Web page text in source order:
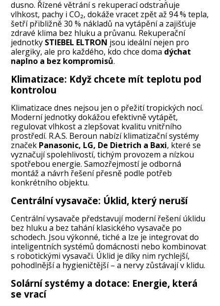
dusno. Řízené větrání s rekuperací odstraňuje
vlhkost, pachy i CO₂, dokáže vracet zpět až 94 % tepla,
šetří přibližně 30 % nákladů na vytápění a zajišťuje
zdravé klima bez hluku a průvanu. Rekuperační
jednotky STIEBEL ELTRON jsou ideální nejen pro
alergiky, ale pro každého, kdo chce doma dýchat
naplno a bez kompromisů.
Klimatizace: Když chcete mít teplotu pod
kontrolou
Klimatizace dnes nejsou jen o přežití tropických nocí.
Moderní jednotky dokážou efektivně vytápět,
regulovat vlhkost a zlepšovat kvalitu vnitřního
prostředí. R.A.S. Beroun nabízí klimatizační systémy
značek Panasonic, LG, De Dietrich a Baxi, které se
vyznačují spolehlivostí, tichým provozem a nízkou
spotřebou energie. Samozřejmostí je odborná
montáž a návrh řešení přesně podle potřeb
konkrétního objektu.
Centrální vysavače: Úklid, který neruší
Centrální vysavače představují moderní řešení úklidu
bez hluku a bez tahání klasického vysavače po
schodech. Jsou výkonné, tiché a lze je integrovat do
inteligentních systémů domácnosti nebo kombinovat
s robotickými vysavači. Úklid je díky nim rychlejší,
pohodlnější a hygieničtější – a nervy zůstávají v klidu.
Solární systémy a dotace: Energie, která
se vrací